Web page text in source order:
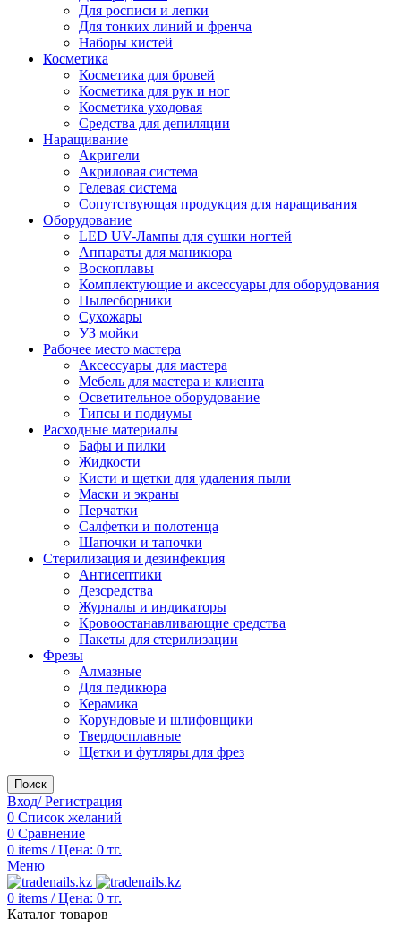
Для росписи и лепки
Для тонких линий и френча
Наборы кистей
Косметика
Косметика для бровей
Косметика для рук и ног
Косметика уходовая
Средства для депиляции
Наращивание
Акригели
Акриловая система
Гелевая система
Сопутствующая продукция для наращивания
Оборудование
LED UV-Лампы для сушки ногтей
Аппараты для маникюра
Воскоплавы
Комплектующие и аксессуары для оборудования
Пылесборники
Сухожары
УЗ мойки
Рабочее место мастера
Аксессуары для мастера
Мебель для мастера и клиента
Осветительное оборудование
Типсы и подиумы
Расходные материалы
Бафы и пилки
Жидкости
Кисти и щетки для удаления пыли
Маски и экраны
Перчатки
Салфетки и полотенца
Шапочки и тапочки
Стерилизация и дезинфекция
Антисептики
Дезсредства
Журналы и индикаторы
Кровоостанавливающие средства
Пакеты для стерилизации
Фрезы
Алмазные
Для педикюра
Керамика
Корундовые и шлифовщики
Твердосплавные
Щетки и футляры для фрез
Поиск
Вход/ Регистрация
0 Список желаний
0 Сравнение
0 items / Цена: 0 тг.
Меню
0 items / Цена: 0 тг.
Каталог товаров